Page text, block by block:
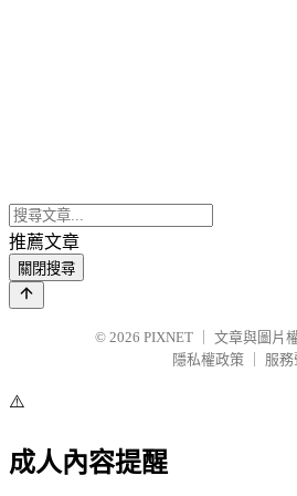
推薦文章
關閉搜尋
© 2026 PIXNET
文章與圖片
隱私權政策
服務
⚠️
成人內容提醒